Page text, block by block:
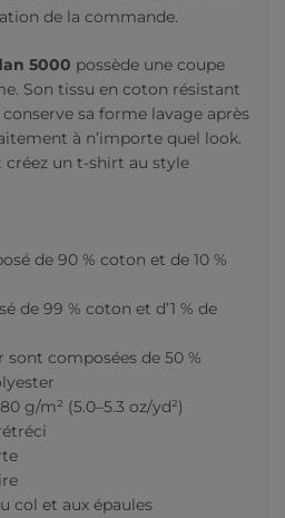
de la commande.
5000 possède une coupe
Son tissu en coton résistant
sa forme lavage après
à n’importe quel look.
un t-shirt au style
de 90 % coton et de 10 %
de 99 % coton et d’1 % de
sont composées de 50 %
g/m² (5.0–5.3 oz/yd²)
col et aux épaules